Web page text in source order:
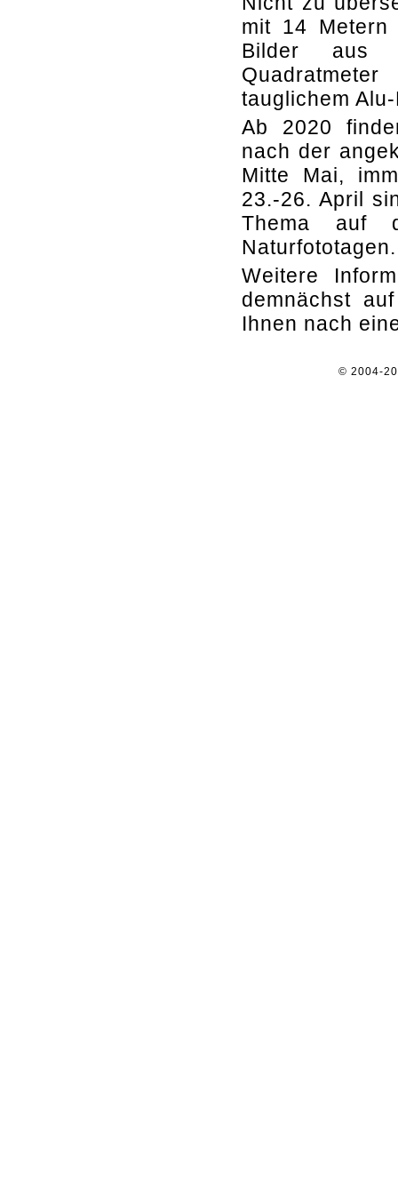
mit 14 Metern
Bilder aus
tauglichem
Ab 2020
nach der
Mitte Mai,
23.-26. April
Thema auf
Naturfototagen.
Weitere
demnächst
Ihnen nach
© 2004-